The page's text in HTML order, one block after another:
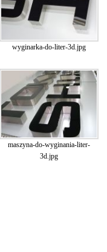
wyginarka-do-liter-3d.jpg
maszyna-do-wyginania-liter-
3d.jpg